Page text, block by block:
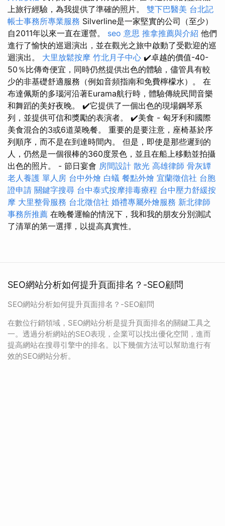
上旅行經驗，為我提供了準確的照片。 雙下巴醫美 台北記
帳士事務所專業服務 Silverline是一家堅實的公司（至少）
自2011年以來一直在運營。 seo 意思 推拿推薦與介紹 他們
進行了愉快的巡迴演出，並在觀光之旅中啟動了受歡迎的巡
迴演出。 大里放鬆按摩 竹北月子中心 ✔️卓越的價值-40-
50％比傳奇便宜，同時仍然提供出色的體驗，儘管具有較
少的非基礎舒適服務（例如音頻指南和免費檸檬水）。 在
布達佩斯的多瑙河沿著Eurama航行時，體驗傳統民間音樂
和舞蹈的美好夜晚。 ✔️它提供了一個出色的現場鋼琴系
列，並提供可信和獎勵的表演者。 ✔️美食 - 匈牙利和國際
美食混合的3或6道菜晚餐。 重要的是要注意，座椅基於序
列順序，而不是在到達時間內。 但是，即使是那些遲到的
人，仍然是一個很棒的360度景色，並且在船上移動並拍攝
出色的照片。 - 節日宴會 房間設計 散光 高雄律師 骨灰罈
老人養護 單人房 台中外燴 白蟻 餐點外燴 宜蘭徵信社 台胞
證申請 關鍵字搜尋 台中泰式按摩排毒療程 台中壓力舒緩按
摩 大里整骨服務 台北徵信社 婚禮專屬外燴服務 新北律師
事務所推薦 在晚餐運輸的情況下，我和我的朋友分別測試
了清單的第一選擇，以提高真實性。
SEO網站分析如何提升頁面排名？-SEO顧問
SEO網站分析如何提升頁面排名？-SEO顧問
在數位行銷領域，SEO網站分析是提升頁面排名的關鍵工具之
一。透過分析網站的SEO表現，企業可以找出優化空間，進而
提高網站在搜尋引擎中的排名。以下幾個方法可以幫助進行有
效的SEO網站分析。